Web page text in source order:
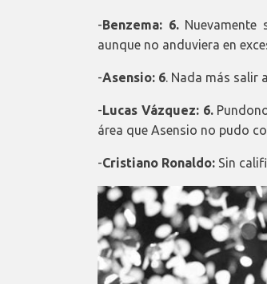
-Benzema: 6.Nuevamente
aunque no anduviera en
-Asensio: 6 . Nada más
-Lucas Vázquez: 6.
área que Asensio no pudo
-Cristiano Ronaldo: Sin